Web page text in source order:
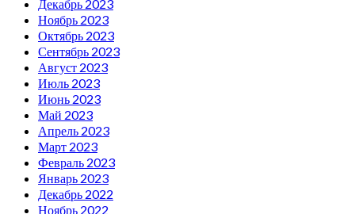
Декабрь 2023
Ноябрь 2023
Октябрь 2023
Сентябрь 2023
Август 2023
Июль 2023
Июнь 2023
Май 2023
Апрель 2023
Март 2023
Февраль 2023
Январь 2023
Декабрь 2022
Ноябрь 2022